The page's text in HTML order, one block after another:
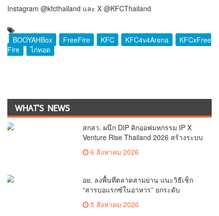
Instagram @kfcthailand และ X @KFCThailand
BOOYAHBox FreeFire KFC KFC4v4Arena
KFCxFree
Fire
ไก่ทอด
WHAT'S NEWS
สกสว. ผนึก DIP คิกออฟมหกรรม IP X
Venture Rise Thailand 2026 สร้างระบบ
นิเวศเชื่อมทรัพย์สินทางปัญญาผ่าน
กองทุน ววน. เพิ่มคุณค่างานวิจัยไทย
6 สิงหาคม 2026
อย. ลงพื้นที่ตลาดสามย่าน แนะวิธีเช็ก
“สารบอแรกซ์ในอาหาร” ยกระดับ
ตลาดสดปลอดภัยเพื่อผู้บริโภค
5 สิงหาคม 2026